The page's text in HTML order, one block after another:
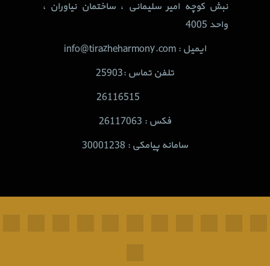
نبش کوچه امیر سلیمانی ، ساختمان نیاوران ،
واحد 4005
ایمیل : info@tirazheharmony.com
تلفن تماس :25903
فکس : 26117063
سامانه پیامکی : 30001238